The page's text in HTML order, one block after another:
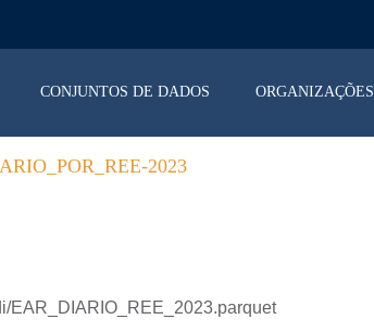
CONJUNTOS DE DADOS ORGANIZAÇÕES
2023
EAR_DIARIO_REE_2023.parquet